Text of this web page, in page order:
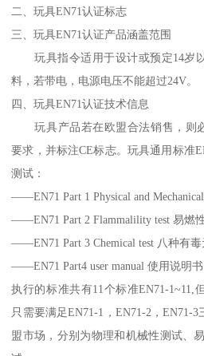
二、玩具EN71认证标志
三、玩具EN71认证产品涵盖范围
玩具指令适用于设计或预定14岁
料，若带电，电源电压不能超过24V。
四、玩具EN71认证技术信息
玩具产品若在欧盟合法销售，则必
要求，并标注CE标志。玩具通用标准
测试：
——EN71 Part 1 Physical and
——EN71 Part 2 Flammalility test 易燃性
——EN71 Part 3 Chemical test 八种有毒
——EN71 Part4 user manual 使用说明书
执行的标准共有11个标准EN71-1~11,
只需要满足EN71-1，EN71-2，EN71-
盟市场，分别为物理和机械性测试、